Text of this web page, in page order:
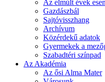
Az elmúlt évek
Gazdászbál
Sajtóvisszhang
Archívum
Közérdekű adatok
Gyermekek a
Szabadtéri színpad
Az Akadémia
Az ősi Alma Mater